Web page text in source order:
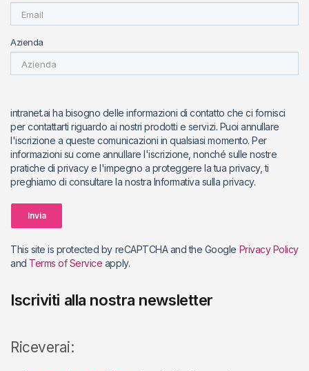
Azienda
intranet.ai ha bisogno delle informazioni di contatto che ci fornisci
per contattarti riguardo ai nostri prodotti e servizi. Puoi annullare
l'iscrizione a queste comunicazioni in qualsiasi momento. Per
informazioni su come annullare l'iscrizione, nonché sulle nostre
pratiche di privacy e l'impegno a proteggere la tua privacy, ti
preghiamo di consultare la nostra Informativa sulla privacy.
Invia
This site is protected by reCAPTCHA and the Google Privacy Policy
and Terms of Service apply.
Iscriviti alla nostra newsletter
Riceverai: